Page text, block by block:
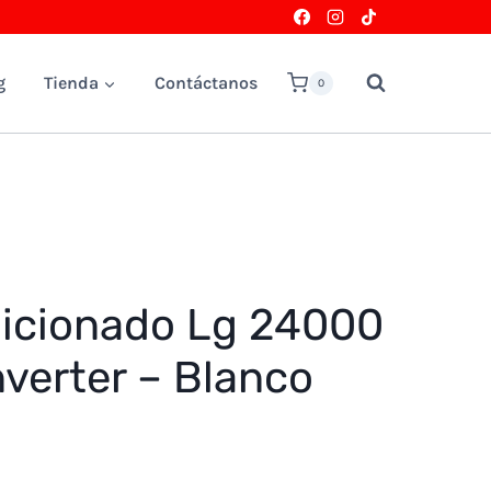
Tienda Contáctanos 0
Lg 24000
– Blanco